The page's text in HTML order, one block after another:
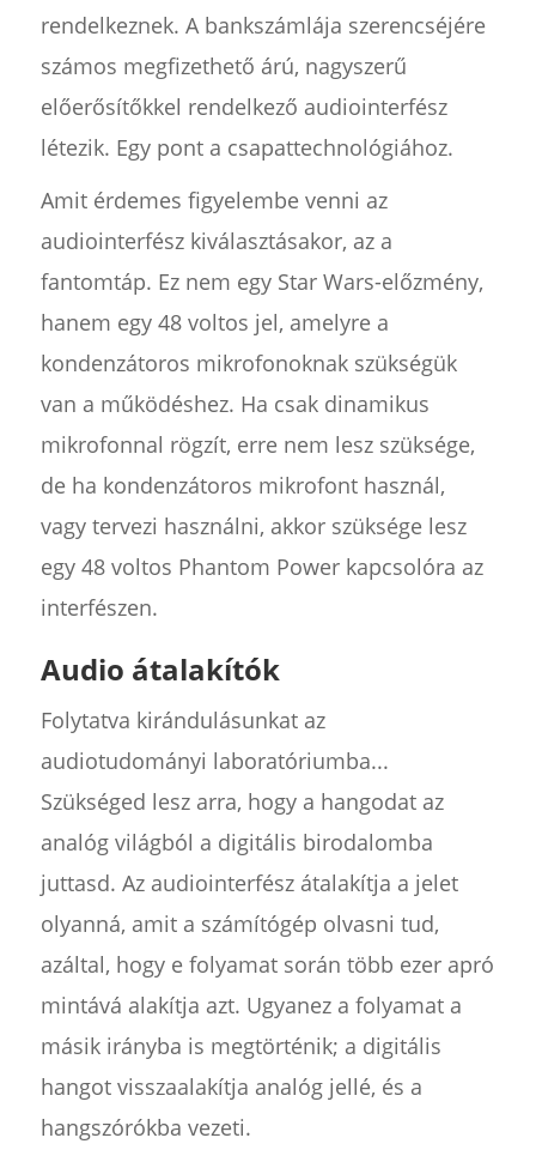
rendelkeznek. A bankszámlája szerencséjére
számos megfizethető árú, nagyszerű
előerősítőkkel rendelkező audiointerfész
létezik. Egy pont a csapattechnológiához.
Amit érdemes figyelembe venni az
audiointerfész kiválasztásakor, az a
fantomtáp. Ez nem egy Star Wars-előzmény,
hanem egy 48 voltos jel, amelyre a
kondenzátoros mikrofonoknak szükségük
van a működéshez. Ha csak dinamikus
mikrofonnal rögzít, erre nem lesz szüksége,
de ha kondenzátoros mikrofont használ,
vagy tervezi használni, akkor szüksége lesz
egy 48 voltos Phantom Power kapcsolóra az
interfészen.
Audio átalakítók
Folytatva kirándulásunkat az
audiotudományi laboratóriumba...
Szükséged lesz arra, hogy a hangodat az
analóg világból a digitális birodalomba
juttasd. Az audiointerfész átalakítja a jelet
olyanná, amit a számítógép olvasni tud,
azáltal, hogy e folyamat során több ezer apró
mintává alakítja azt. Ugyanez a folyamat a
másik irányba is megtörténik; a digitális
hangot visszaalakítja analóg jellé, és a
hangszórókba vezeti.